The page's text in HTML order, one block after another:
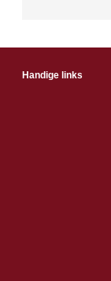
Handige links